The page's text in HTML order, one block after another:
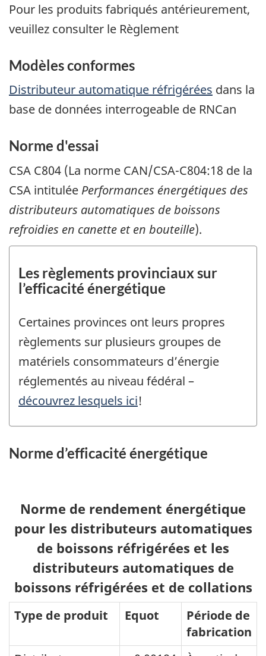
Pour les produits fabriqués antérieurement,
veuillez consulter le Règlement
Modèles conformes
Distributeur automatique réfrigérées dans la
base de données interrogeable de RNCan
Norme d'essai
CSA C804 (La norme CAN/CSA-C804:18 de la
CSA intitulée Performances énergétiques des
distributeurs automatiques de boissons
refroidies en canette et en bouteille).
Les règlements provinciaux sur
l’efficacité énergétique
Certaines provinces ont leurs propres
règlements sur plusieurs groupes de
matériels consommateurs d’énergie
réglementés au niveau fédéral –
découvrez lesquels ici!
Norme d’efficacité énergétique
Norme de rendement énergétique
pour les distributeurs automatiques
de boissons réfrigérées et les
distributeurs automatiques de
boissons réfrigérées et de collations
Type de produit Equot
Période de
fabrication